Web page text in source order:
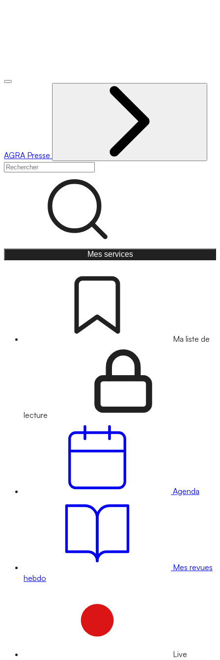
AGRA Presse
Mes services
Ma liste de
lecture
Agenda
Mes revues
hebdo
Live